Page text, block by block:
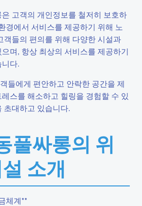
고객의 개인정보를 철저히 보호하
경에서 서비스를 제공하기 위해 노
객들의 편의를 위해 다양한 시설과
며, 항상 최상의 서비스를 제공하기
다.
들에게 편안하고 안락한 공간을 제
스를 해소하고 힐링을 경험할 수 있
초대하고 있습니다.
풀싸롱의 위
소개
체계**